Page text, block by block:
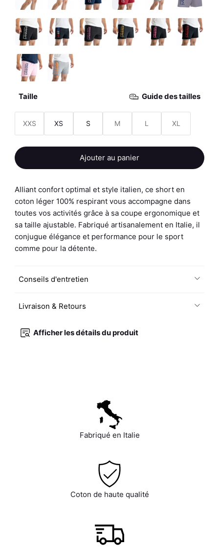
Taille Guide des tailles
XXS XS S M L XL
quantité
de
Homme
-
Uni
A
-
Gris
Rose
Ajouter au panier
Alliant confort optimal et style italien, ce short en
coton léger 100% respirant vous accompagne dans
toutes vos activités grâce à sa coupe ergonomique et
sa taille ajustable. Fabriqué artisanalement en Italie, il
conjugue élégance et performance pour le sport
comme pour la détente.
Conseils d'entretien
Livraison & Retours
Afficher les détails du produit
Fabriqué en Italie
Coton de haute qualité